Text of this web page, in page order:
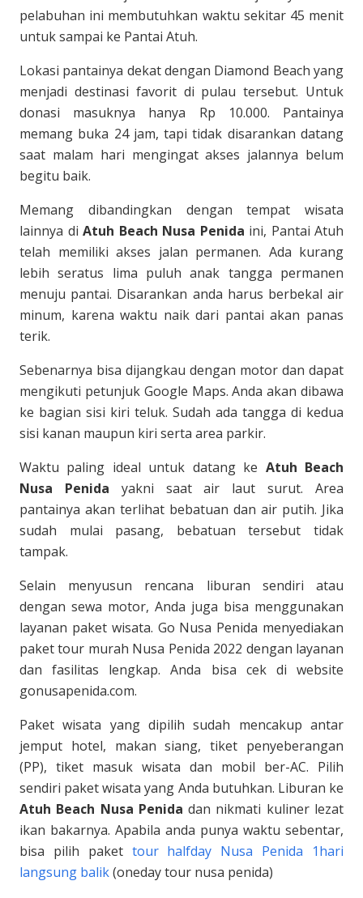
pelabuhan ini membutuhkan waktu sekitar 45 menit
untuk sampai ke Pantai Atuh.
Lokasi pantainya dekat dengan Diamond Beach yang
menjadi destinasi favorit di pulau tersebut. Untuk
donasi masuknya hanya Rp 10.000. Pantainya
memang buka 24 jam, tapi tidak disarankan datang
saat malam hari mengingat akses jalannya belum
begitu baik.
Memang dibandingkan dengan tempat wisata
lainnya di Atuh Beach Nusa Penida ini, Pantai Atuh
telah memiliki akses jalan permanen. Ada kurang
lebih seratus lima puluh anak tangga permanen
menuju pantai. Disarankan anda harus berbekal air
minum, karena waktu naik dari pantai akan panas
terik.
Sebenarnya bisa dijangkau dengan motor dan dapat
mengikuti petunjuk Google Maps. Anda akan dibawa
ke bagian sisi kiri teluk. Sudah ada tangga di kedua
sisi kanan maupun kiri serta area parkir.
Waktu paling ideal untuk datang ke Atuh Beach
Nusa Penida yakni saat air laut surut. Area
pantainya akan terlihat bebatuan dan air putih. Jika
sudah mulai pasang, bebatuan tersebut tidak
tampak.
Selain menyusun rencana liburan sendiri atau
dengan sewa motor, Anda juga bisa menggunakan
layanan paket wisata. Go Nusa Penida menyediakan
paket tour murah Nusa Penida 2022 dengan layanan
dan fasilitas lengkap. Anda bisa cek di website
gonusapenida.com.
Paket wisata yang dipilih sudah mencakup antar
jemput hotel, makan siang, tiket penyeberangan
(PP), tiket masuk wisata dan mobil ber-AC. Pilih
sendiri paket wisata yang Anda butuhkan. Liburan ke
Atuh Beach Nusa Penida dan nikmati kuliner lezat
ikan bakarnya. Apabila anda punya waktu sebentar,
bisa pilih paket tour halfday Nusa Penida 1hari
langsung balik(oneday tour nusa penida)